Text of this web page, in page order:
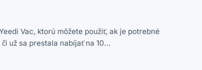
Vac, ktorú môžete použiť, ak je potrebné
už sa prestala nabíjať na 10…